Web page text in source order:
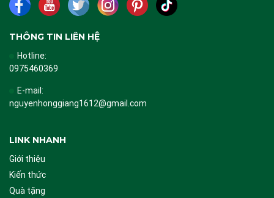
THÔNG TIN LIÊN HỆ
Hotline:
0975460369
E-mail:
nguyenhonggiang1612@gmail.com
LINK NHANH
Giới thiệu
Kiến thức
Quà tặng